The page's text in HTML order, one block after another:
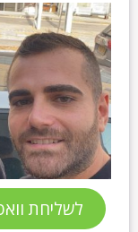
לשליחת